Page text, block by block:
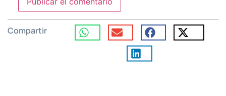
Compartir